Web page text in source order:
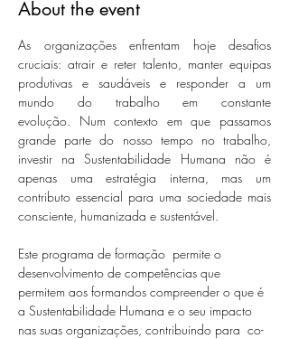
About the event
As organizações enfrentam hoje desafios
cruciais: atrair e reter talento, manter equipas
produtivas e saudáveis e responder a um
mundo do trabalho em constante
evolução. Num contexto em que passamos
grande parte do nosso tempo no trabalho,
investir na Sustentabilidade Humana não é
apenas uma estratégia interna, mas um
contributo essencial para uma sociedade mais
consciente, humanizada e sustentável.
Este programa de formação  permite o
desenvolvimento de competências que
permitem aos formandos compreender o que é
a Sustentabilidade Humana e o seu impacto
nas suas organizações, contribuindo para  co-